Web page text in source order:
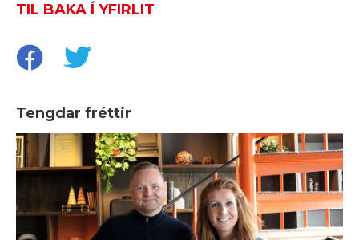
TIL BAKA Í YFIRLIT
Tengdar fréttir